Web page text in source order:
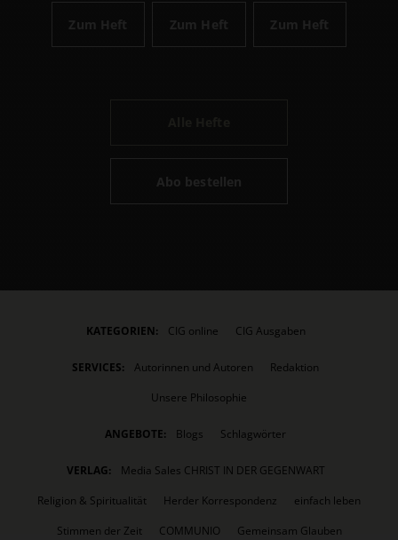
Zum Heft Zum Heft Zum Heft
Abo bestellen
KATEGORIEN: CIG online CIG Ausgaben
SERVICES: Autorinnen und Autoren
Redaktion
Unsere Philosophie
ANGEBOTE: Blogs Schlagwörter
VERLAG:
Media Sales CHRIST IN DER GEGENWART
Religion & Spiritualität
Herder Korrespondenz
einfach leben
Stimmen der Zeit
COMMUNIO
Gemeinsam Glauben